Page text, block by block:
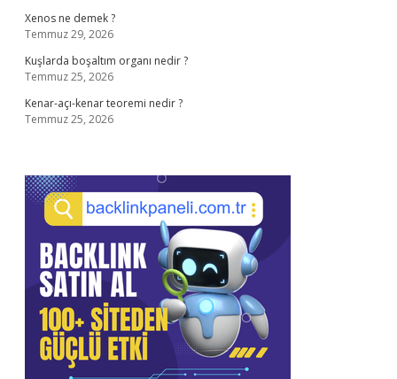
Xenos ne demek ?
Temmuz 29, 2026
Kuşlarda boşaltım organı nedir ?
Temmuz 25, 2026
Kenar-açı-kenar teoremi nedir ?
Temmuz 25, 2026